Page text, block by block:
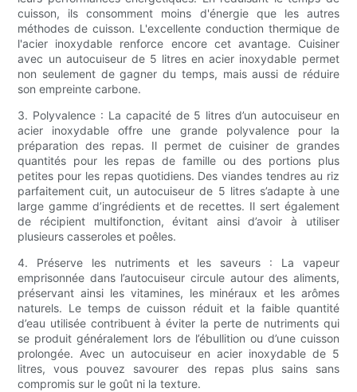
cuisson, ils consomment moins d'énergie que les autres
méthodes de cuisson. L'excellente conduction thermique de
l'acier inoxydable renforce encore cet avantage. Cuisiner
avec un autocuiseur de 5 litres en acier inoxydable permet
non seulement de gagner du temps, mais aussi de réduire
son empreinte carbone.
3. Polyvalence : La capacité de 5 litres d’un autocuiseur en
acier inoxydable offre une grande polyvalence pour la
préparation des repas. Il permet de cuisiner de grandes
quantités pour les repas de famille ou des portions plus
petites pour les repas quotidiens. Des viandes tendres au riz
parfaitement cuit, un autocuiseur de 5 litres s’adapte à une
large gamme d’ingrédients et de recettes. Il sert également
de récipient multifonction, évitant ainsi d’avoir à utiliser
plusieurs casseroles et poêles.
4. Préserve les nutriments et les saveurs : La vapeur
emprisonnée dans l’autocuiseur circule autour des aliments,
préservant ainsi les vitamines, les minéraux et les arômes
naturels. Le temps de cuisson réduit et la faible quantité
d’eau utilisée contribuent à éviter la perte de nutriments qui
se produit généralement lors de l’ébullition ou d’une cuisson
prolongée. Avec un autocuiseur en acier inoxydable de 5
litres, vous pouvez savourer des repas plus sains sans
compromis sur le goût ni la texture.